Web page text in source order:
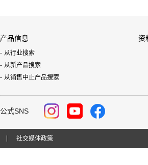
产品信息
从行业搜索
从新产品搜索
从销售中止产品搜索
资
公式SNS
社交媒体政策